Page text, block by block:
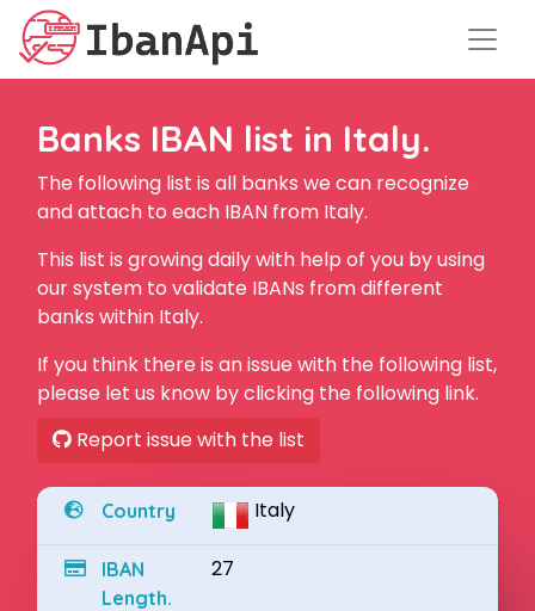
Banks IBAN list in Italy.
The following list is all banks we can recognize
and attach to each IBAN from Italy.
This list is growing daily with help of you by using
our system to validate IBANs from different
banks within Italy.
If you think there is an issue with the following list,
please let us know by clicking the following link.
Report issue with the list
Country Italy
IBAN
Length.
27